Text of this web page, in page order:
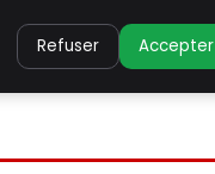
Refuser Accepter